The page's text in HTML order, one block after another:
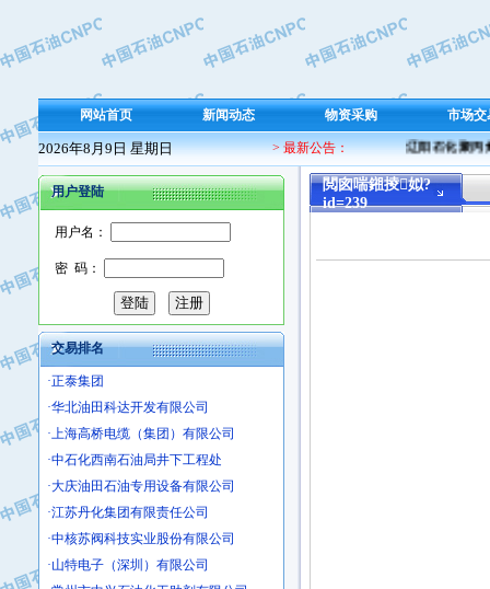
网站首页 新闻动态 物资采购 市场交
2026年8月9日 星期日 > 最新公告： 辽阳石化聚丙烯
用户登陆
用户名：
密 码：
交易排名
·保定北奥石油物探特种车辆制造有限
·盘锦辽河油田天意石油装备有限公司
·沧州市电气控制设备厂
·中船重工中南装备有限责任公司
·南石力天传动件有限公司
·浙江瑞普环境技术有限公司
·华北石油新大禹环保设备有限公司
·河北翼凌机械制造总厂
·萍乡市庞泰化工填料有限公司
·上海宝钢商贸有限公司
·辽河石油勘探局总机械厂
·正泰集团
·华北油田科达开发有限公司
·上海高桥电缆（集团）有限公司
·中石化西南石油局井下工程处
·大庆油田石油专用设备有限公司
·江苏丹化集团有限责任公司
·中核苏阀科技实业股份有限公司
·山特电子（深圳）有限公司
·常州市中兴石油化工助剂有限公司
閲囪喘鎺掕姒?
id=239